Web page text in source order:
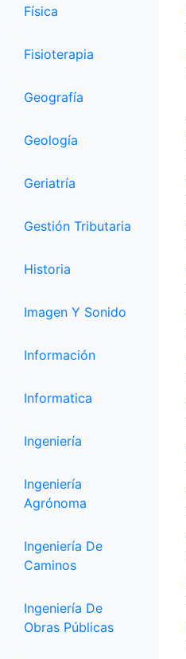
Física
Fisioterapia
Geografía
Geología
Geriatría
Gestión Tributaria
Historia
Imagen Y Sonido
Información
Informatica
Ingeniería
Ingeniería
Agrónoma
Ingeniería De
Caminos
Ingeniería De
Obras Públicas